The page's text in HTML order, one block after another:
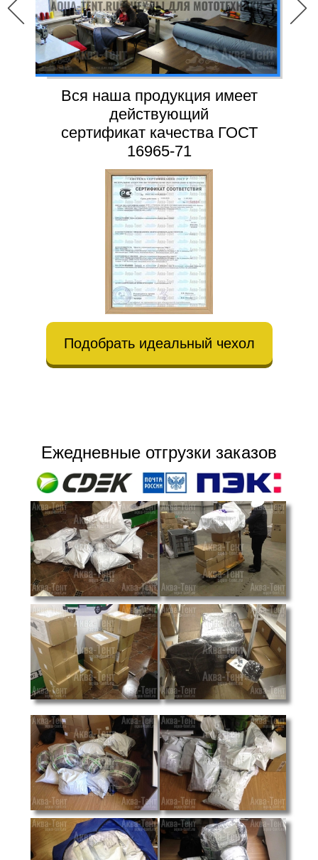
Вся наша продукция имеет
действующий
сертификат качества ГОСТ
16965-71
Подобрать идеальный чехол
Ежедневные отгрузки заказов